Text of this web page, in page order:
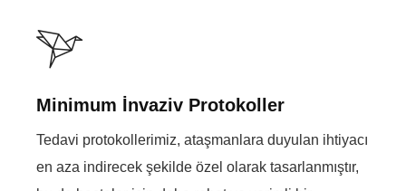
Minimum İnvaziv Protokoller
Tedavi protokollerimiz, ataşmanlara duyulan ihtiyacı
en aza indirecek şekilde özel olarak tasarlanmıştır,